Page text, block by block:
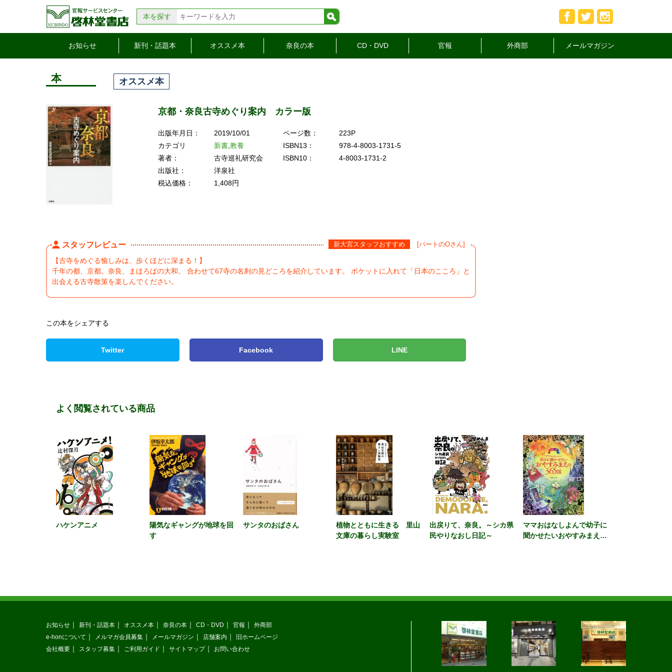
本を探す
お知らせ 新刊・話題本 オススメ本 奈良の本 CD・DVD 官報 外商部 メールマガジン
本 オススメ本
京都・奈良古寺めぐり案内 カラー版
出版年月日：
2019/10/01
カテゴリ
新書 ,教養
著者：
古寺巡礼研究会
出版社：
洋泉社
税込価格：
1,408円
ページ数：
223P
ISBN13：
978-4-8003-1731-5
ISBN10：
4-8003-1731-2
スタッフレビュー 新大宮スタッフおすすめ [パートのOさん]
【古寺をめぐる愉しみは、歩くほどに深まる！】
千年の都、京都。奈良、まほろばの大和。 合わせて67寺の名刹の見どころを紹介しています。 ポケットに入れて「日本のこころ」と
出会える古寺散策を楽しんでください。
この本をシェアする
Twitter Facebook LINE
よく閲覧されている商品
ハケンアニメ
陽気なギャングが地球を回
す
サンタのおばさん
植物とともに生きる 里山
文庫の暮らし実験室
出戻りて、奈良。～シカ県
民やりなおし日記～
ママおはなしよんで幼子に
聞かせたいおやすみまえの
お知らせ 新刊・話題本 オススメ本 奈良の本 CD・DVD 官報
外商部
e-honについて
メルマガ会員募集 メールマガジン 店舗案内
旧ホームページ
会社概要
スタッフ募集 ご利用ガイド サイトマップ お問い合わせ